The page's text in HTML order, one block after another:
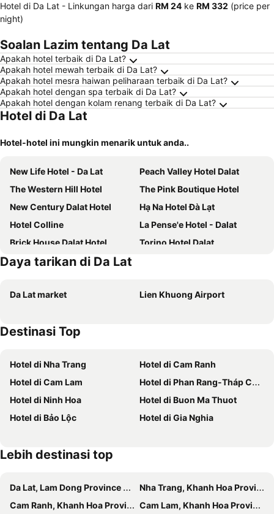
Hotel di Da Lat - Linkungan harga dari ‎RM 24 ke ‎RM 332 (price per
night)
Soalan Lazim tentang Da Lat
Apakah hotel terbaik di Da Lat?
Apakah hotel mewah terbaik di Da Lat?
Apakah hotel mesra haiwan peliharaan terbaik di Da Lat?
Apakah hotel dengan spa terbaik di Da Lat?
Apakah hotel dengan kolam renang terbaik di Da Lat?
Hotel di Da Lat
Hotel-hotel ini mungkin menarik untuk anda..
New Life Hotel - Da Lat
Peach Valley Hotel Dalat
The Western Hill Hotel
The Pink Boutique Hotel
New Century Dalat Hotel
Hạ Na Hotel Đà Lạt
Hotel Colline
La Pense'e Hotel - Dalat
Brick House Dalat Hotel
Torino Hotel Dalat
Nature Boutique Hotel
Marigold Hotel Dalat
Adalia Villa With Valeyview
Crazy House
The Mist Boutique Dalat Hotel
Hong Mon Villa
TTR Moonstone Apart Hotel
Le House Dalat
Dalat Boutique Hotel
Little House
TTC Hotel - Ngoc Lan
Huyền 179
OYO 428 Qa Hotel
Phuong Hong
Pi Boutique Hostel
Kings Hotel Dalat
La Sapinette Hotel Dalat
Daya tarikan di Da Lat
Da Lat market Lien Khuong Airport
Destinasi Top
Hotel di Nha Trang
Hotel di Cam Ranh
Hotel di Cam Lam
Hotel di Phan Rang-Tháp Chàm
Hotel di Ninh Hoa
Hotel di Buon Ma Thuot
Hotel di Bảo Lộc
Hotel di Gia Nghia
Lebih destinasi top
Da Lat, Lam Dong Province Hotels
Nha Trang, Khanh Hoa Province Hotels
Cam Ranh, Khanh Hoa Province Hotels
Cam Lam, Khanh Hoa Province Hotels